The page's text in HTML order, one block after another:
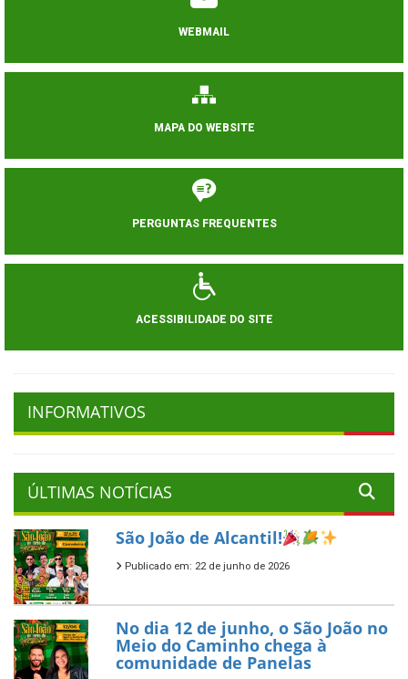
WEBMAIL
MAPA DO WEBSITE
PERGUNTAS FREQUENTES
ACESSIBILIDADE DO SITE
INFORMATIVOS
ÚLTIMAS NOTÍCIAS
São João de Alcantil!
Publicado em: 22 de junho de 2026
No dia 12 de junho, o São João no
Meio do Caminho chega à
comunidade de Panelas